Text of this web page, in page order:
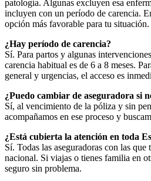
patología. Algunas excluyen esa
incluyen con un período de carencia.
opción más favorable para tu situación.
¿Hay período de carencia?
Sí. Para partos y algunas
carencia habitual es de 6 a 8 meses.
general y urgencias, el acceso es
¿Puedo cambiar de aseguradora si
Sí, al vencimiento de la póliza y sin
acompañamos en ese proceso y
¿Está cubierta la atención en toda
Sí. Todas las aseguradoras con las que
nacional. Si viajas o tienes familia en
seguro sin problema.